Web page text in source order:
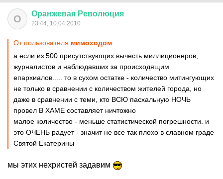
О Оранжевая Революция
23:44, 10.04.2010
От пользователя мимоходом
а если из 500 присутствующих вычесть миллиционеров,
журналистов и наблюдавших за происходящим
епархиалов..... то в сухом остатке - количество митингующих
не только в сравнении с количеством жителей города, но
даже в сравнении с теми, кто ВСЮ пасхальную НОЧЬ
провел В ХАМЕ составляет ничтожно
малое количество - меньше статистической погрешности. и
это ОЧЕНЬ радует - значит не все так плохо в славном граде
Святой Екатерины
мы этих нехристей задавим